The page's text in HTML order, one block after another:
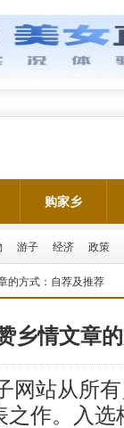
购家乡
游子 经济 政策
的方式：自荐及推荐
乡情文章
网站从所
作。入